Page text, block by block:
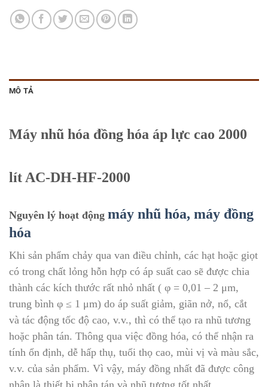
MÔ TẢ
Máy nhũ hóa đồng hóa áp lực cao 2000
lít AC-DH-HF-2000
Nguyên lý hoạt động máy nhũ hóa, máy đồng
hóa
Khi sản phẩm chảy qua van điều chỉnh, các hạt hoặc giọt
có trong chất lỏng hỗn hợp có áp suất cao sẽ được chia
thành các kích thước rất nhỏ nhất ( φ = 0,01 – 2 μm,
trung bình φ ≤ 1 μm) do áp suất giảm, giãn nở, nổ, cắt
và tác động tốc độ cao, v.v., thì có thể tạo ra nhũ tương
hoặc phân tán. Thông qua việc đồng hóa, có thể nhận ra
tính ổn định, dễ hấp thụ, tuổi thọ cao, mùi vị và màu sắc,
v.v. của sản phẩm. Vì vậy, máy đồng nhất đã được công